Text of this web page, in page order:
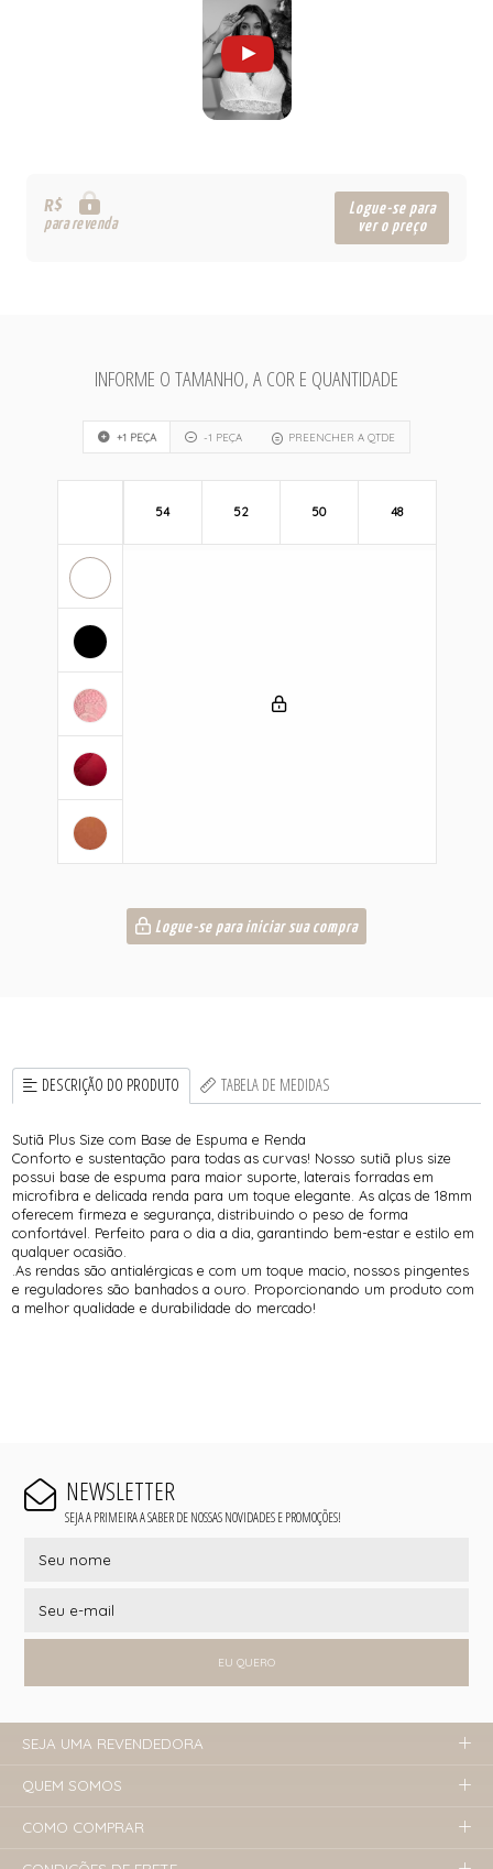
R$
para revenda
Logue-se para
ver o preço
INFORME O TAMANHO, A COR E QUANTIDADE
+1 PEÇA -1 PEÇA PREENCHER A QTDE
54 52 50 48
Logue-se para iniciar sua compra
DESCRIÇÃO DO PRODUTO TABELA DE MEDIDAS
Sutiã Plus Size com Base de Espuma e Renda
Conforto e sustentação para todas as curvas! Nosso sutiã plus size
possui base de espuma para maior suporte, laterais forradas em
microfibra e delicada renda para um toque elegante. As alças de 18mm
oferecem firmeza e segurança, distribuindo o peso de forma
confortável. Perfeito para o dia a dia, garantindo bem-estar e estilo em
qualquer ocasião.
.As rendas são antialérgicas e com um toque macio, nossos pingentes
e reguladores são banhados a ouro. Proporcionando um produto com
a melhor qualidade e durabilidade do mercado!
NEWSLETTER
SEJA A PRIMEIRA A SABER DE NOSSAS NOVIDADES E PROMOÇÕES!
EU QUERO
SEJA UMA REVENDEDORA
QUEM SOMOS
COMO COMPRAR